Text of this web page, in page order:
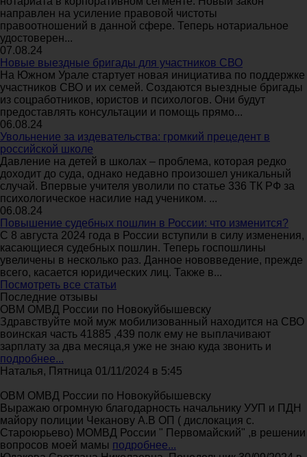
направлен на усиление правовой чистоты
правоотношений в данной сфере. Теперь нотариальное
удостоверен...
07.08.24
Новые выездные бригады для участников СВО
На Южном Урале стартует новая инициатива по поддержке
участников СВО и их семей. Создаются выездные бригады
из соцработников, юристов и психологов. Они будут
предоставлять консультации и помощь прямо...
06.08.24
Увольнение за издевательства: громкий прецедент в
российской школе
Давление на детей в школах – проблема, которая редко
доходит до суда, однако недавно произошел уникальный
случай. Впервые учителя уволили по статье 336 ТК РФ за
психологическое насилие над учеником. ...
06.08.24
Повышение судебных пошлин в России: что изменится?
С 8 августа 2024 года в России вступили в силу изменения,
касающиеся судебных пошлин. Теперь госпошлины
увеличены в несколько раз. Данное нововведение, прежде
всего, касается юридических лиц. Также в...
Посмотреть все статьи
Последние отзывы
ОВМ ОМВД России по Новокуйбышевску
Здравствуйте мой муж мобилизованный находится на СВО
воинская часть 41885 ,439 полк ему не выплачивают
зарплату за два месяца,я уже не знаю куда звонить и
подробнее...
Наталья, Пятница 01/11/2024 в 5:45
ОВМ ОМВД России по Новокуйбышевску
Выражаю огромную благодарность начальнику УУП и ПДН
майору полиции Чеканову А.В ОП ( дислокация с.
Староюрьево) МОМВД России " Первомайский" ,в решении
вопросов моей мамы подробнее...